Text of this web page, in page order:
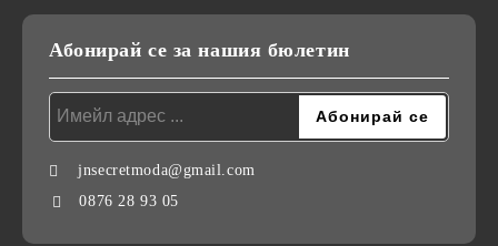
Абонирай се за нашия бюлетин
jnsecretmoda@gmail.com
0876 28 93 05